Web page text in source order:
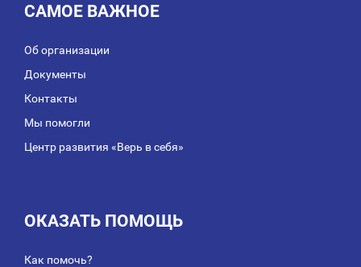
САМОЕ ВАЖНОЕ
Об организации
Документы
Контакты
Мы помогли
Центр развития «Верь в себя»
ОКАЗАТЬ ПОМОЩЬ
Как помочь?